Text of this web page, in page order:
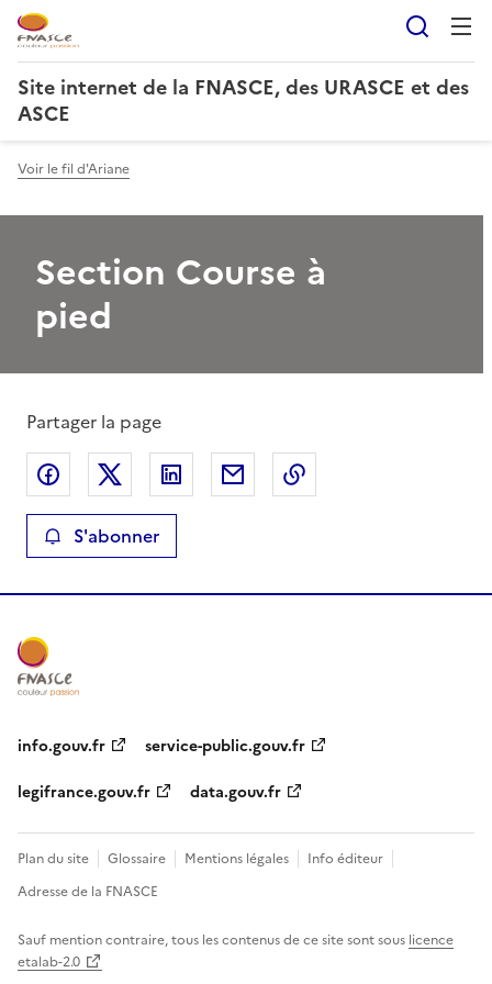
Site internet de la FNASCE, des URASCE et des
ASCE
Voir le fil d'Ariane
Section Course à
pied
Partager la page
Partager sur Facebook
Partager sur XPartager sur LinkedIn
Partager par email
S'abonner
info.gouv.fr
service-public.gouv.fr
legifrance.gouv.fr
data.gouv.fr
Plan du site Glossaire Mentions légales
Info éditeur
Adresse de la FNASCE
Sauf mention contraire, tous les contenus de ce site sont sous licence
etalab-2.0